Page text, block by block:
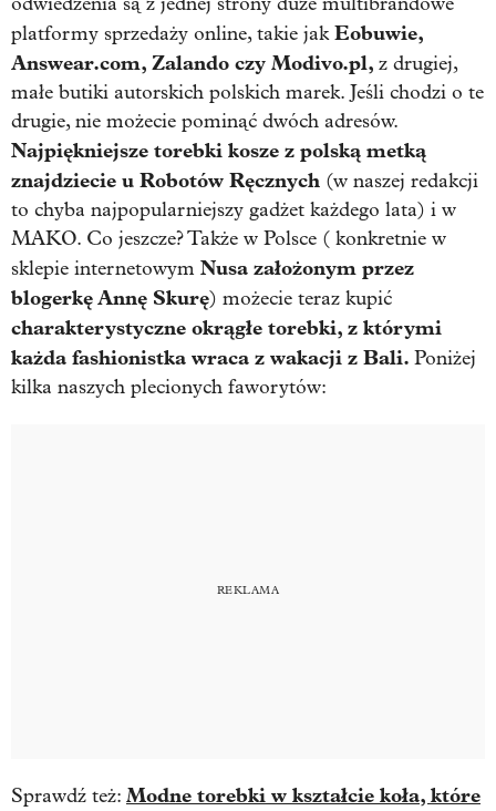
platformy sprzedaży online, takie jakEobuwie,
Answear.com, Zalando czy Modivo.pl, z drugiej,
małe butiki autorskich polskich marek. Jeśli chodzi o te
drugie, nie możecie pominąć dwóch adresów.
Najpiękniejsze torebki kosze z polską metką
znajdziecie u Robotów Ręcznych (w naszej redakcji
to chyba najpopularniejszy gadżet każdego lata) i w
MAKO. Co jeszcze? Także w Polsce ( konkretnie w
sklepie internetowym Nusa założonym przez
blogerkę Annę Skurę) możecie teraz kupić
charakterystyczne okrągłe torebki, z którymi
każda fashionistka wraca z wakacji z Bali. Poniżej
kilka naszych plecionych faworytów:
Sprawdź też: Modne torebki w kształcie koła, które